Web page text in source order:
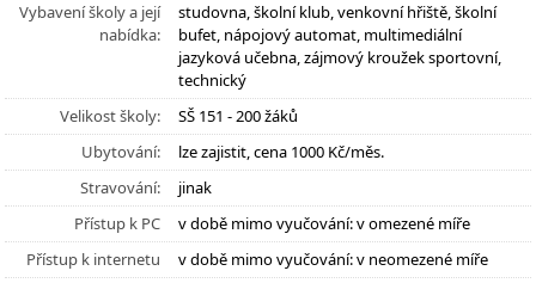
Vybavení školy a její
nabídka:
studovna, školní klub, venkovní hřiště, školní
bufet, nápojový automat, multimediální
jazyková učebna, zájmový kroužek sportovní,
technický
Velikost školy:
SŠ 151 - 200 žáků
Ubytování:
lze zajistit, cena 1000 Kč/měs.
Stravování:
jinak
Přístup k PC
v době mimo vyučování: v omezené míře
Přístup k internetu
v době mimo vyučování: v neomezené míře